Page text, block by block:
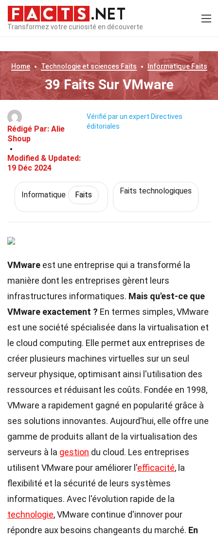
Transformez votre curiosité en découverte
Home Technologie et sciences Faits InformatiqueFaits
39 Faits Sur VMware
Rédigé Par: Alie
Shoup
Modified & Updated:
19 Déc 2024
Vérifié par un expert Directives
éditoriales
Informatique Faits Faits technologiques
VMware est une entreprise qui a transformé la
manière dont les entreprises gèrent leurs
infrastructures informatiques. Mais qu'est-ce que
VMware exactement ? En termes simples, VMware
est une société spécialisée dans la virtualisation et
le cloud computing. Elle permet aux entreprises de
créer plusieurs machines virtuelles sur un seul
serveur physique, optimisant ainsi l'utilisation des
ressources et réduisant les coûts. Fondée en 1998,
VMware a rapidement gagné en popularité grâce à
ses solutions innovantes. Aujourd'hui, elle offre une
gamme de produits allant de la virtualisation des
serveurs à la gestion du cloud. Les entreprises
utilisent VMware pour améliorer l'efficacité, la
flexibilité et la sécurité de leurs systèmes
informatiques. Avec l'évolution rapide de la
technologie, VMware continue d'innover pour
répondre aux besoins changeants du marché. En